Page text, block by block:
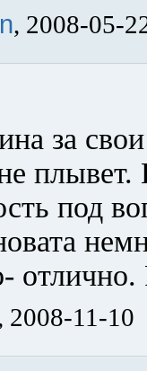
, 2008-05-
за
под
2008-11-10